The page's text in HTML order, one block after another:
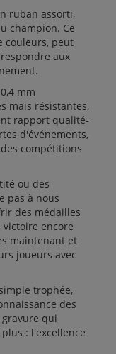
ruban assorti,
champion. Ce
couleurs, peut
aux
mm
mais résistantes,
rapport qualité-
d'événements,
compétitions
ou des
pas à nous
des médailles
encore
maintenant et
joueurs avec
trophée,
des
qui
: l'excellence